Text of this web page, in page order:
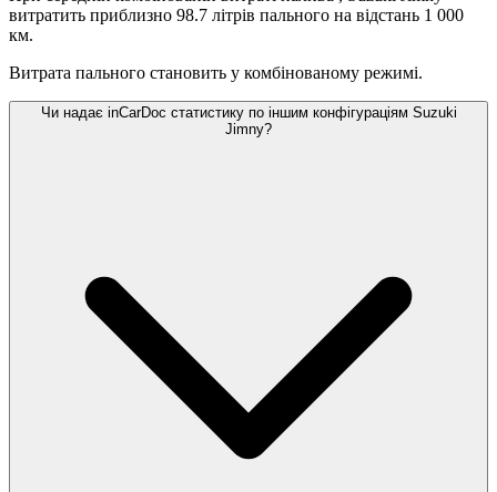
витратить приблизно 98.7 літрів пального на відстань 1 000
км.
Витрата пального становить у комбінованому режимі.
Чи надає inCarDoc статистику по іншим конфігураціям Suzuki
Jimny?